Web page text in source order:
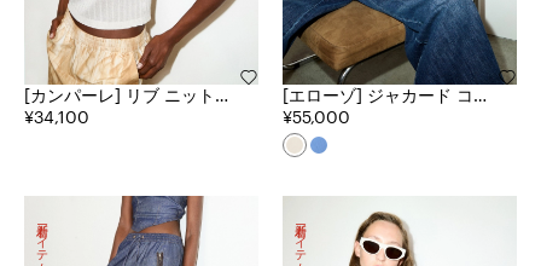
[カンパーレ] リブ ニット
トップス
¥34,100
[エローゾ] ジャカード コッ
トン ニット
¥55,000
新着アイテム 新着アイテム